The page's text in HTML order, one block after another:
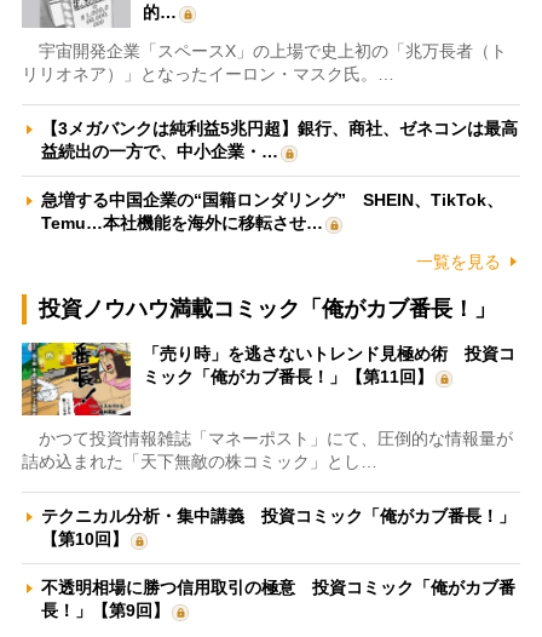
的…
宇宙開発企業「スペースX」の上場で史上初の「兆万長者（ト
リリオネア）」となったイーロン・マスク氏。…
【3メガバンクは純利益5兆円超】銀行、商社、ゼネコンは最高
益続出の一方で、中小企業・…
急増する中国企業の“国籍ロンダリング” SHEIN、TikTok、
Temu…本社機能を海外に移転させ…
一覧を見る
投資ノウハウ満載コミック「俺がカブ番長！」
「売り時」を逃さないトレンド見極め術 投資コ
ミック「俺がカブ番長！」【第11回】
かつて投資情報雑誌「マネーポスト」にて、圧倒的な情報量が
詰め込まれた「天下無敵の株コミック」とし…
テクニカル分析・集中講義 投資コミック「俺がカブ番長！」
【第10回】
不透明相場に勝つ信用取引の極意 投資コミック「俺がカブ番
長！」【第9回】